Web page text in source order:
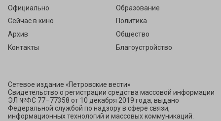
Официально
Сейчас в кино
Архив
Контакты
Образование
Политика
Общество
Благоустройство
Сетевое издание «Петровские вести»
Свидетельство о регистрации средства массовой информации
ЭЛ №ФС 77–77358 от 10 декабря 2019 года, выдано
Федеральной службой по надзору в сфере связи,
информационных технологий и массовых коммуникаций.